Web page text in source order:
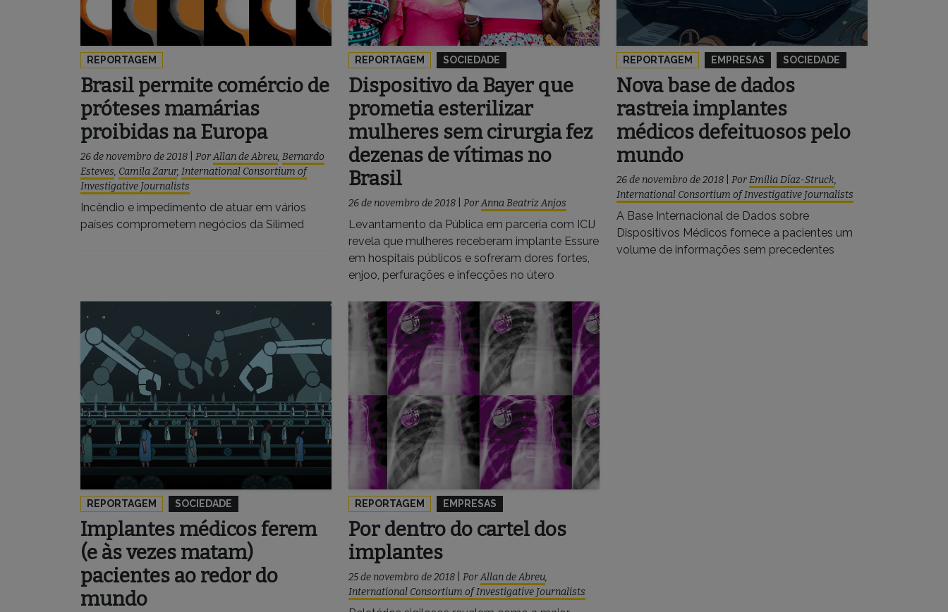
REPORTAGEM
Brasil permite comércio de
próteses mamárias
proibidas na Europa
26 de novembro de 2018 PorAllan de Abreu, Bernardo
Esteves, Camila Zarur, International Consortium of
Investigative Journalists
Incêndio e impedimento de atuar em vários
países comprometem negócios da Silimed
REPORTAGEM SOCIEDADE
Dispositivo da Bayer que
prometia esterilizar
mulheres sem cirurgia fez
dezenas de vítimas no
Brasil
26 de novembro de 2018 PorAnna Beatriz Anjos
Levantamento da Pública em parceria com ICIJ
revela que mulheres receberam implante Essure
em hospitais públicos e sofreram dores fortes,
enjoo, perfurações e infecções no útero
REPORTAGEM EMPRESAS SOCIEDADE
Nova base de dados
rastreia implantes
médicos defeituosos pelo
mundo
26 de novembro de 2018 PorEmilia Díaz-Struck,
International Consortium of Investigative Journalists
A Base Internacional de Dados sobre
Dispositivos Médicos fornece a pacientes um
volume de informações sem precedentes
REPORTAGEM SOCIEDADE
Implantes médicos ferem
(e às vezes matam)
pacientes ao redor do
mundo
REPORTAGEM EMPRESAS
Por dentro do cartel dos
implantes
25 de novembro de 2018 PorAllan de Abreu,
International Consortium of Investigative Journalists